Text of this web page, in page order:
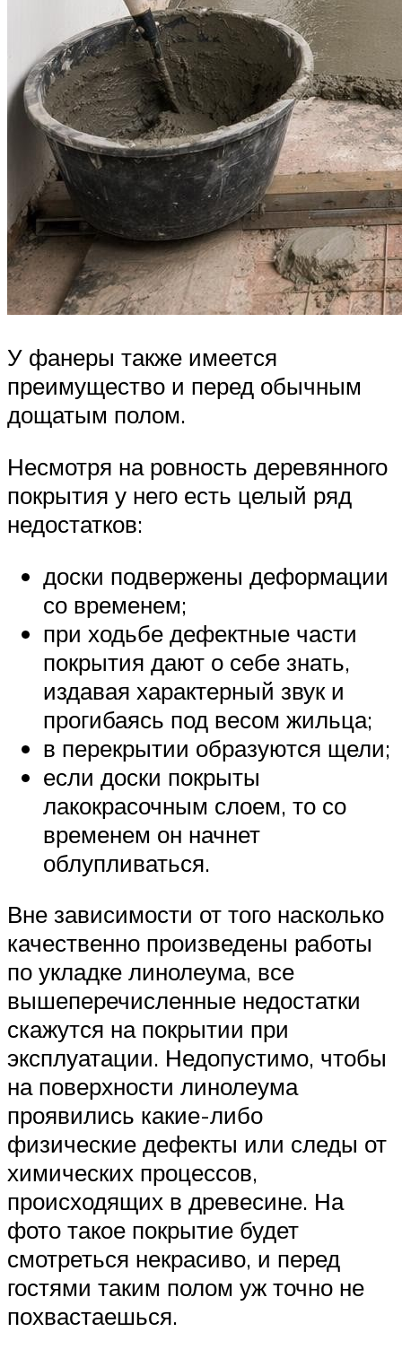
У фанеры также имеется
преимущество и перед обычным
дощатым полом.
Несмотря на ровность деревянного
покрытия у него есть целый ряд
недостатков:
доски подвержены деформации
со временем;
при ходьбе дефектные части
покрытия дают о себе знать,
издавая характерный звук и
прогибаясь под весом жильца;
в перекрытии образуются щели;
если доски покрыты
лакокрасочным слоем, то со
временем он начнет
облупливаться.
Вне зависимости от того насколько
качественно произведены работы
по укладке линолеума, все
вышеперечисленные недостатки
скажутся на покрытии при
эксплуатации. Недопустимо, чтобы
на поверхности линолеума
проявились какие-либо
физические дефекты или следы от
химических процессов,
происходящих в древесине. На
фото такое покрытие будет
смотреться некрасиво, и перед
гостями таким полом уж точно не
похвастаешься.